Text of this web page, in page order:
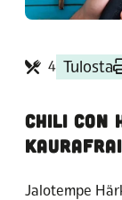
4 Tulosta
CHILI CON
Jalotempe